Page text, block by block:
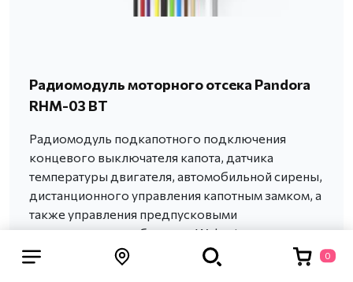
Радиомодуль моторного отсека Pandora
RHM-03 BT
Радиомодуль подкапотного подключения
концевого выключателя капота, датчика
температуры двигателя, автомобильной сирены,
дистанционного управления капотным замком, а
также управления предпусковыми
подогревателями брендов Webasto или
Eberspaecher.
0